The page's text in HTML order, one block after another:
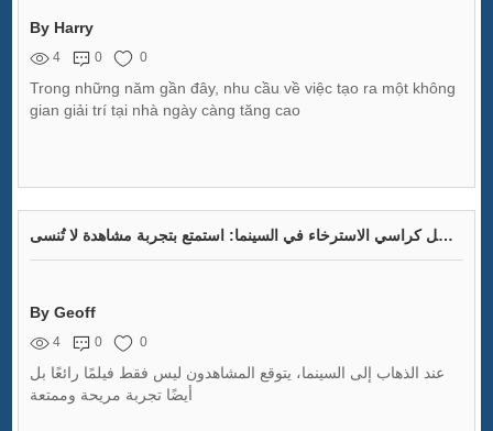
By Harry
4 0 0
Trong những năm gần đây, nhu cầu về việc tạo ra một không
gian giải trí tại nhà ngày càng tăng cao
أفضل كراسي الاسترخاء في السينما: استمتع بتجربة مشاهدة لا تُنسى!
By Geoff
4 0 0
عند الذهاب إلى السينما، يتوقع المشاهدون ليس فقط فيلمًا رائعًا بل
أيضًا تجربة مريحة وممتعة